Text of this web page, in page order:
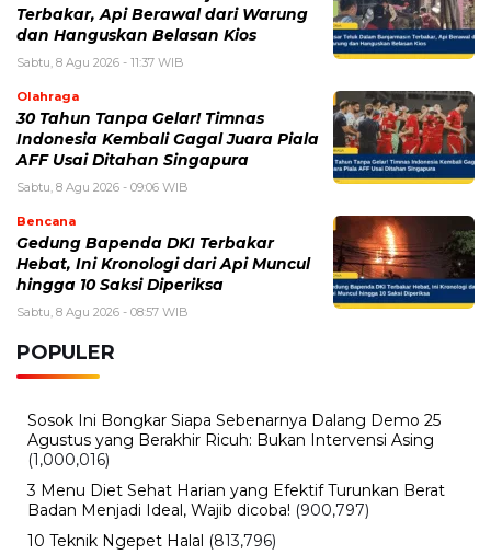
Terbakar, Api Berawal dari Warung
dan Hanguskan Belasan Kios
Sabtu, 8 Agu 2026 - 11:37 WIB
Olahraga
30 Tahun Tanpa Gelar! Timnas
Indonesia Kembali Gagal Juara Piala
AFF Usai Ditahan Singapura
Sabtu, 8 Agu 2026 - 09:06 WIB
Bencana
Gedung Bapenda DKI Terbakar
Hebat, Ini Kronologi dari Api Muncul
hingga 10 Saksi Diperiksa
Sabtu, 8 Agu 2026 - 08:57 WIB
POPULER
Sosok Ini Bongkar Siapa Sebenarnya Dalang Demo 25
Agustus yang Berakhir Ricuh: Bukan Intervensi Asing
(1,000,016)
3 Menu Diet Sehat Harian yang Efektif Turunkan Berat
Badan Menjadi Ideal, Wajib dicoba! (900,797)
10 Teknik Ngepet Halal (813,796)